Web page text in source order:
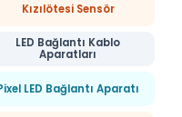
Kızılötesi Sensör
LED Bağlantı Kablo
Aparatları
LED Bağlantı Aparatı